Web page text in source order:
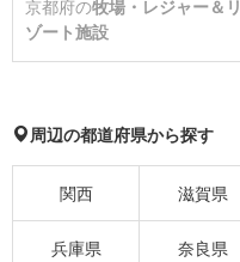
京都府の牧場・レジャー＆リ
ゾート施設
周辺の都道府県から探す
関西 滋賀県
兵庫県 奈良県